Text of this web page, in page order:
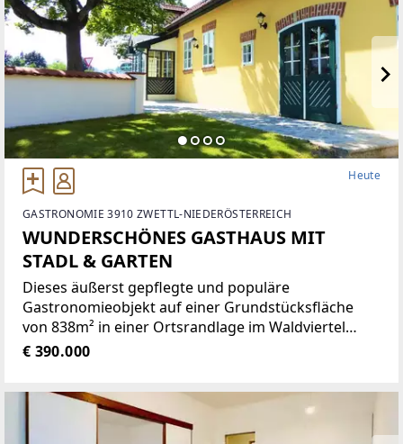
Heute
GASTRONOMIE 3910 ZWETTL-NIEDERÖSTERREICH
WUNDERSCHÖNES GASTHAUS MIT
STADL & GARTEN
Dieses äußerst gepflegte und populäre
Gastronomieobjekt auf einer Grundstücksfläche
von 838m² in einer Ortsrandlage im Waldviertel
bietet eine Vielzahl von Nutzungsmöglichkeiten wie
€ 390.000